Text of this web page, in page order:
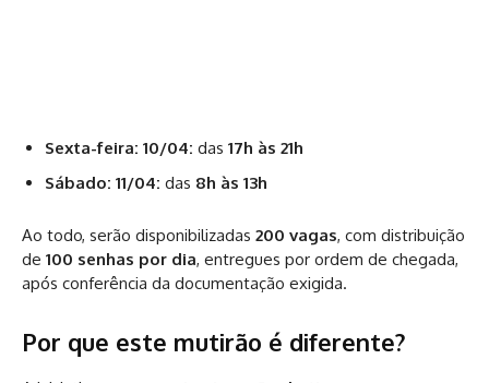
Sexta-feira: 10/04: das 17h às 21h
Sábado: 11/04: das 8h às 13h
Ao todo, serão disponibilizadas 200 vagas, com distribuição
de 100 senhas por dia, entregues por ordem de chegada,
após conferência da documentação exigida.
Por que este mutirão é diferente?